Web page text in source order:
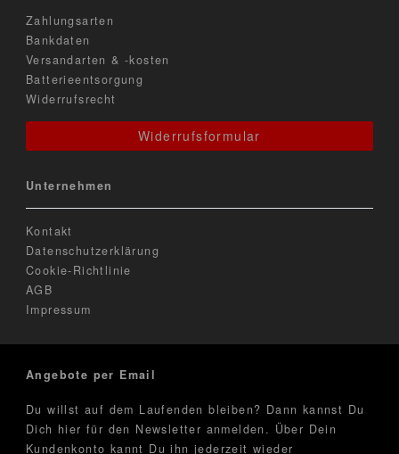
Zahlungsarten
Bankdaten
Versandarten & -kosten
Batterieentsorgung
Widerrufsrecht
Widerrufsformular
Unternehmen
Kontakt
Datenschutzerklärung
Cookie-Richtlinie
AGB
Impressum
Angebote per Email
Du willst auf dem Laufenden bleiben? Dann kannst Du
Dich hier für den Newsletter anmelden. Über Dein
Kundenkonto kannt Du ihn jederzeit wieder